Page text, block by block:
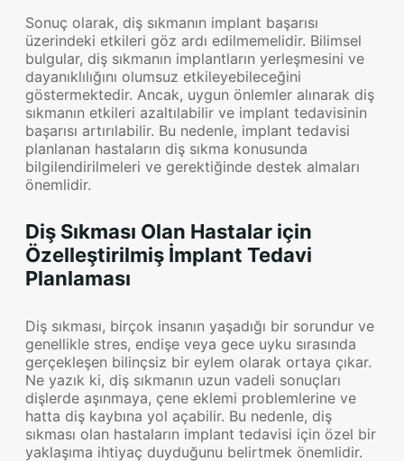
Sonuç olarak, diş sıkmanın implant başarısı
üzerindeki etkileri göz ardı edilmemelidir. Bilimsel
bulgular, diş sıkmanın implantların yerleşmesini ve
dayanıklılığını olumsuz etkileyebileceğini
göstermektedir. Ancak, uygun önlemler alınarak diş
sıkmanın etkileri azaltılabilir ve implant tedavisinin
başarısı artırılabilir. Bu nedenle, implant tedavisi
planlanan hastaların diş sıkma konusunda
bilgilendirilmeleri ve gerektiğinde destek almaları
önemlidir.
Diş Sıkması Olan Hastalar için
Özelleştirilmiş İmplant Tedavi
Planlaması
Diş sıkması, birçok insanın yaşadığı bir sorundur ve
genellikle stres, endişe veya gece uyku sırasında
gerçekleşen bilinçsiz bir eylem olarak ortaya çıkar.
Ne yazık ki, diş sıkmanın uzun vadeli sonuçları
dişlerde aşınmaya, çene eklemi problemlerine ve
hatta diş kaybına yol açabilir. Bu nedenle, diş
sıkması olan hastaların implant tedavisi için özel bir
yaklaşıma ihtiyaç duyduğunu belirtmek önemlidir.